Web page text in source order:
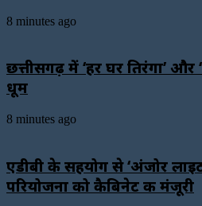
8 minutes ago
छत्तीसगढ़ में ‘हर घर तिरंगा’ और
धूम
8 minutes ago
एडीबी के सहयोग से ‘अंजोर
परियोजना को कैबिनेट की मंजूरी